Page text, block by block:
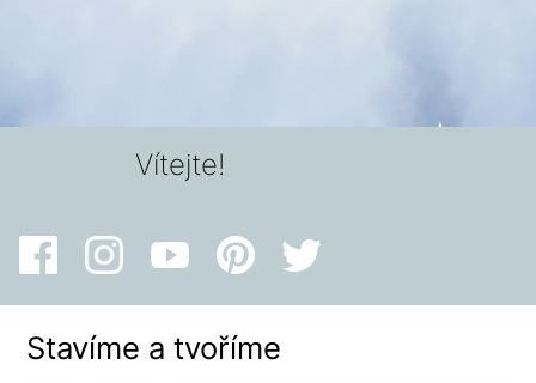
Vítejte!
Stavíme a tvoříme